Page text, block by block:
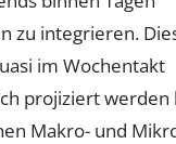
zu integrieren.
im Wochentakt
projiziert werden
Makro- und